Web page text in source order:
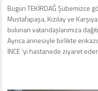
Bugün TEKİRDAĞ
Mustafapaşa, Kızılay ve
bulunan vatandaşlarımıza
Ayrıca annesiyle birlikte
İNCE ‘yi hastanede ziyaret